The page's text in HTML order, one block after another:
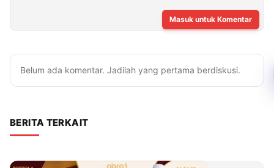
Masuk untuk Komentar
Belum ada komentar. Jadilah yang pertama berdiskusi.
BERITA TERKAIT